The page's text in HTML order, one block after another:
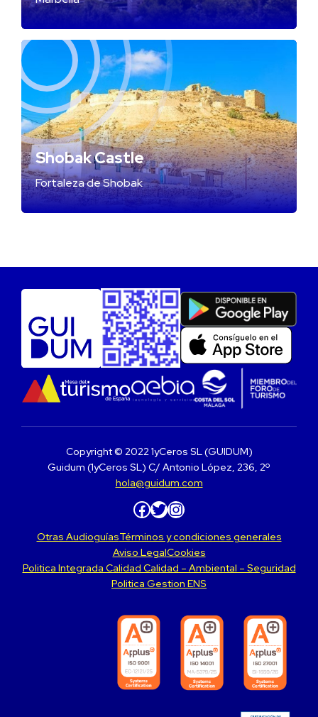
Shobak Castle
Fortaleza de Shobak
Copyright © 2022 1yCeros SL (GUIDUM)
Guidum (1yCeros SL) C/ Antonio López, 236, 2º
hola@guidum.com
Facebook Twitter Instagram
Otras AudioguíasTérminos y condiciones generales
Aviso LegalCookies
Politica Integrada Calidad Calidad – Ambiental – Seguridad
Politica Gestion ENS